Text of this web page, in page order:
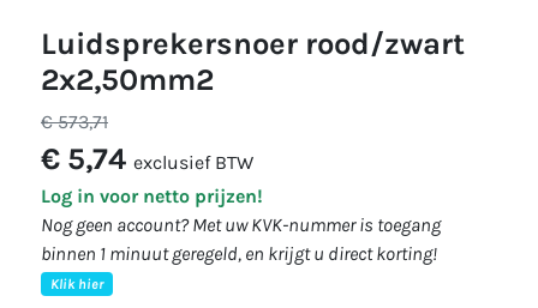
luidsprekersnoer rood/zwart
2x2,50mm2
€ 573,71
€ 5,74 exclusief BTW
Log in voor netto prijzen!
Nog geen account? Met uw KVK-nummer is toegang
binnen 1 minuut geregeld, en krijgt u direct korting!
Klik hier